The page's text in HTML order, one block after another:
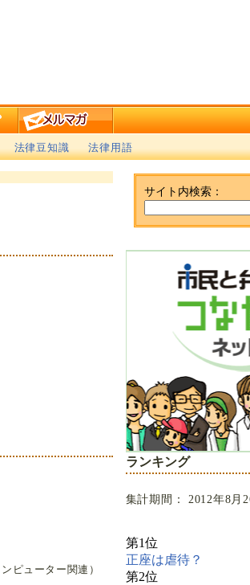
法律豆知識 法律用語
ピューター関連）
サイト内検索：
ランキング
集計期間： 2012年8月
第1位
正座は虐待？
第2位